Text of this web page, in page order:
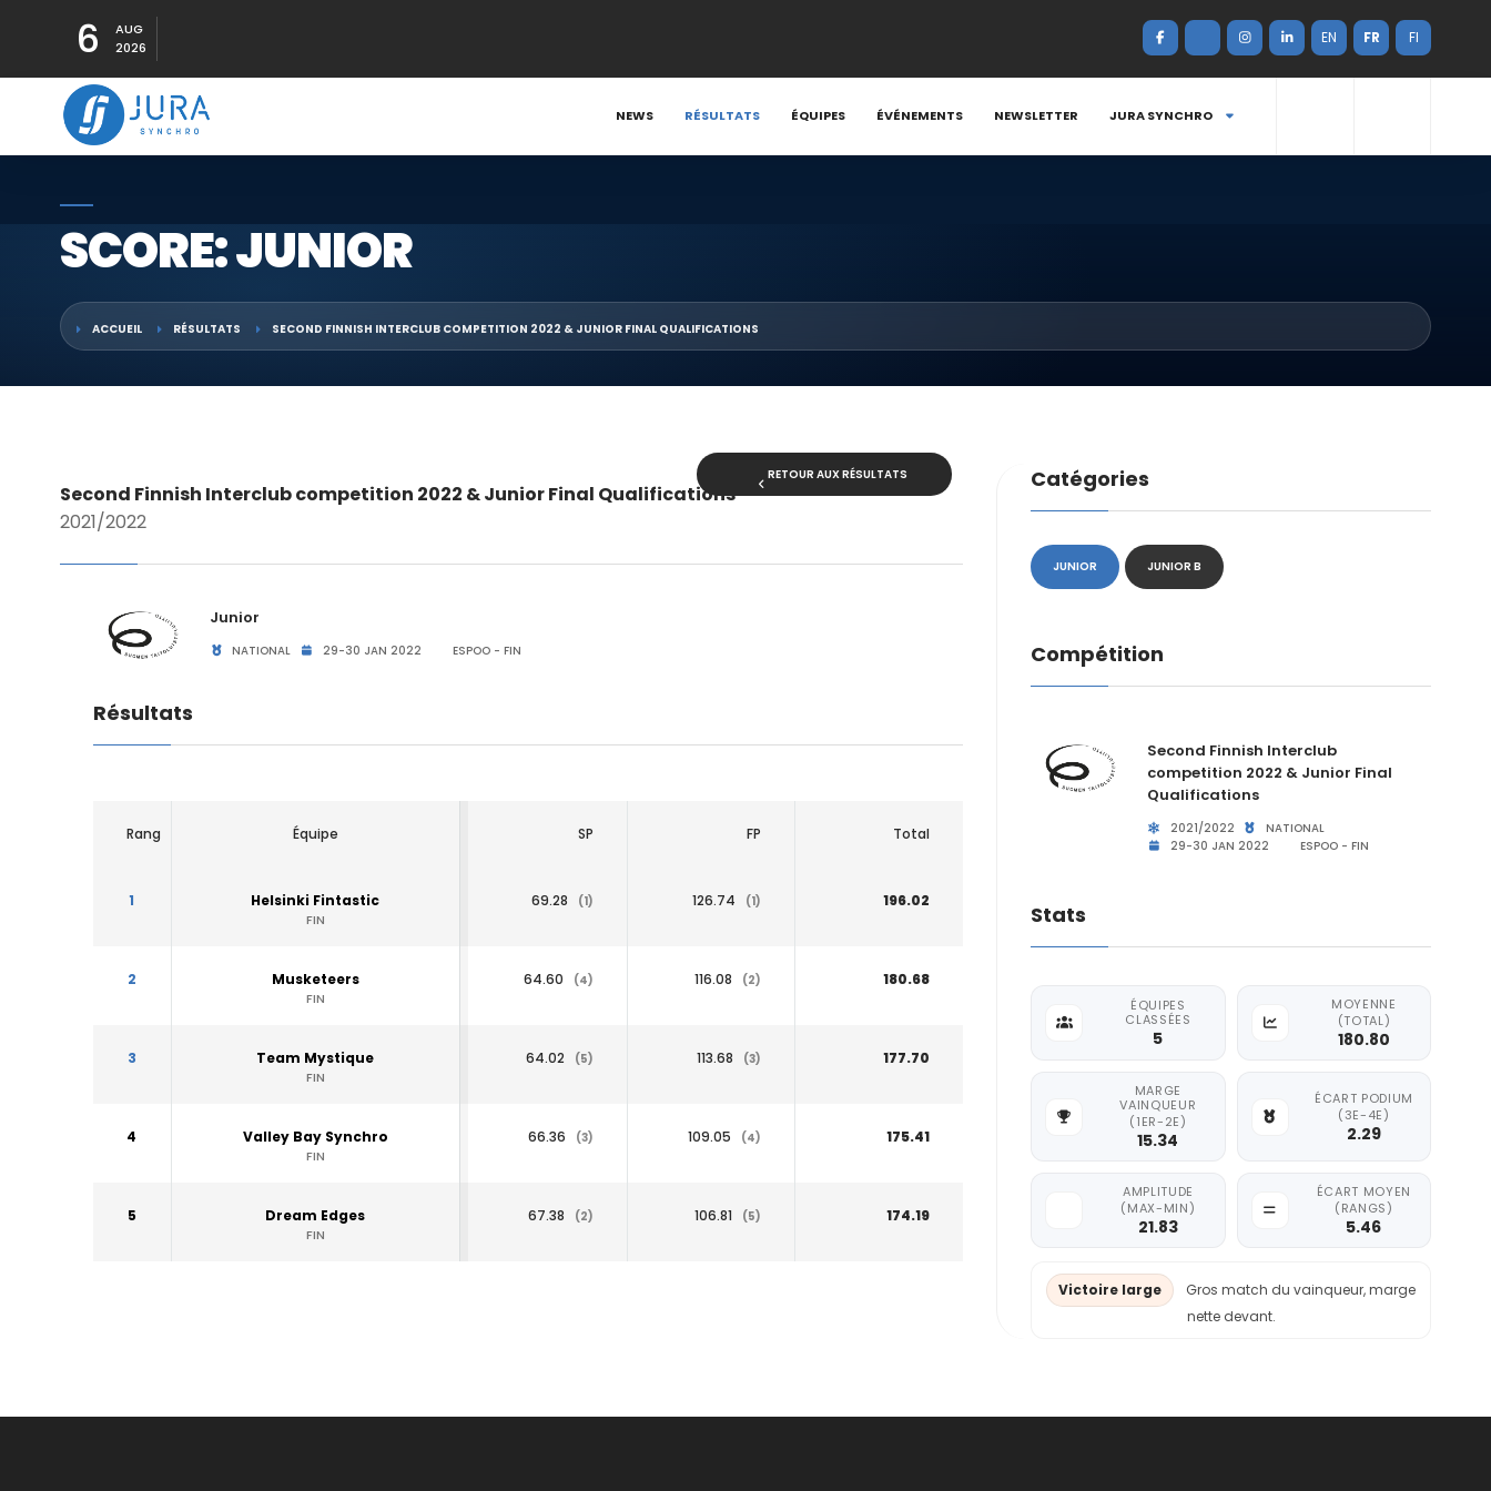
6
AUG
2026
EN FR FI
NEWS RÉSULTATS ÉQUIPES ÉVÉNEMENTS NEWSLETTER JURA SYNCHRO
SCORE: JUNIOR
ACCUEIL RÉSULTATS SECOND FINNISH INTERCLUB COMPETITION 2022 & JUNIOR FINAL QUALIFICATIONS
Second Finnish Interclub competition 2022 & Junior Final Qualifications·
2021/2022
RETOUR AUX RÉSULTATS
Junior
NATIONAL 29-30 JAN 2022 ESPOO - FIN
Résultats
Rang Équipe SP FP Total
1 Helsinki Fintastic
FIN
69.28 (1) 126.74 (1) 196.02
2 Musketeers
FIN
64.60 (4) 116.08 (2) 180.68
3 Team Mystique
FIN
64.02 (5) 113.68 (3) 177.70
4 Valley Bay Synchro
FIN
66.36 (3) 109.05 (4) 175.41
5 Dream Edges
FIN
67.38 (2) 106.81 (5) 174.19
Catégories
JUNIOR JUNIOR B
Compétition
Second Finnish Interclub
competition 2022 & Junior Final
Qualifications
2021/2022
NATIONAL
29-30 JAN 2022
ESPOO - FIN
Stats
ÉQUIPES
CLASSÉES
5
MOYENNE
(TOTAL)
180.80
MARGE
VAINQUEUR
(1ER-2E)
15.34
ÉCART PODIUM
(3E-4E)
2.29
AMPLITUDE
(MAX-MIN)
21.83
ÉCART MOYEN
(RANGS)
5.46
Victoire large
Gros match du vainqueur, marge
nette devant.